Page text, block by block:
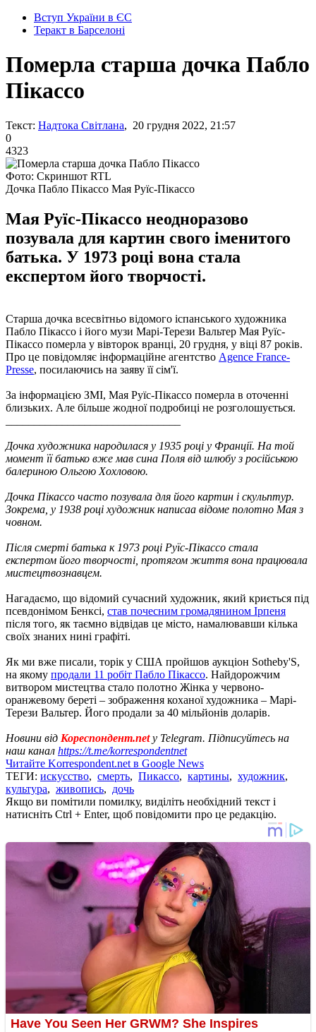
Вступ України в ЄС
Теракт в Барселоні
Померла старша дочка Пабло
Пікассо
Текст: Надтока Світлана, 20 грудня 2022, 21:57
0
4323
Фото: Скриншот RTL
Дочка Пабло Пікассо Мая Руїс-Пікассо
Мая Руїс-Пікассо неодноразово
позувала для картин свого іменитого
батька. У 1973 році вона стала
експертом його творчості.
Старша дочка всесвітньо відомого іспанського художника
Пабло Пікассо і його музи Марі-Терези Вальтер Мая Руїс-
Пікассо померла у вівторок вранці, 20 грудня, у віці 87 років.
Про це повідомляє інформаційне агентство Agence France-
Presse, посилаючись на заяву її сім'ї.
За інформацією ЗМІ, Мая Руїс-Пікассо померла в оточенні
близьких. Але більше жодної подробиці не розголошується.
Дочка художника народилася у 1935 році у Франції. На той
момент її батько вже мав сина Поля від шлюбу з російською
балериною Ольгою Хохловою.
Дочка Пікассо часто позувала для його картин і скульптур.
Зокрема, у 1938 році художник написаа відоме полотно Мая з
човном.
Після смерті батька к 1973 році Руїс-Пікассо стала
експертом його творчості, протягом життя вона працювала
мистецтвознавцем.
Нагадаємо, що відомий сучасний художник, який криється під
псевдонімом Бенксі, став почесним громадянином Ірпеня
після того, як таємно відвідав це місто, намалювавши кілька
своїх знаних нині графіті.
Як ми вже писали, торік у США пройшов аукціон Sotheby'S,
на якому продали 11 робіт Пабло Пікассо. Найдорожчим
витвором мистецтва стало полотно Жінка у червоно-
оранжевому береті – зображення коханої художника – Марі-
Терези Вальтер. Його продали за 40 мільйонів доларів.
Новини від Кореспондент.netу Telegram. Підписуйтесь на
наш канал https://t.me/korrespondentnet
Читайте Korrespondent.net в Google News
ТЕГИ: искусство, смерть, Пикассо, картины, художник,
культура, живопись, дочь
Якщо ви помітили помилку, виділіть необхідний текст і
натисніть Ctrl + Enter, щоб повідомити про це редакцію.